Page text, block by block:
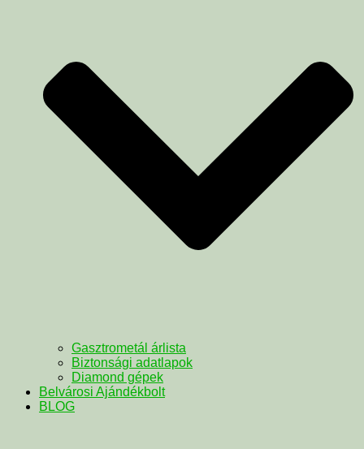
Gasztrometál árlista
Biztonsági adatlapok
Diamond gépek
Belvárosi Ajándékbolt
BLOG